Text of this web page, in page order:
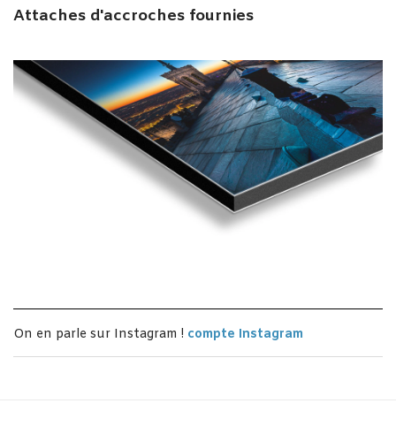
Attaches d'accroches fournies
On en parle sur Instagram ! compte Instagram